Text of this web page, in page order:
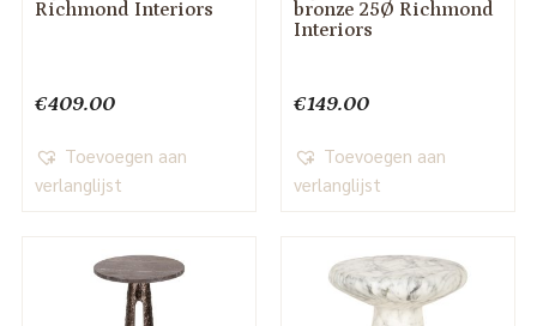
Richmond Interiors
€409.00
Toevoegen aan
verlanglijst
bronze 25Ø Richmond
Interiors
€149.00
Toevoegen aan
verlanglijst